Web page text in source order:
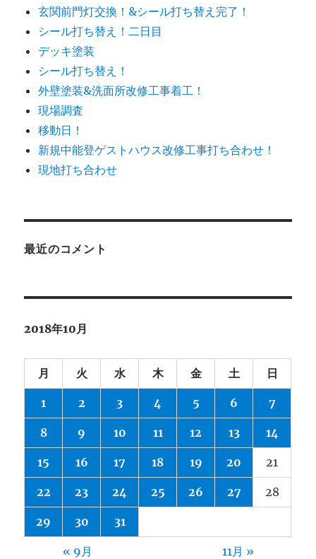
玄関前門灯交換！&シール打ち替え完了！
シール打ち替え！二日目
デッキ塗装
シール打ち替え！
外壁塗装&洗面所改修工事着工！
現場調査
移動日！
新規中能登ゲストハウス改修工事打ち合わせ！
現地打ち合わせ
最近のコメント
2018年10月
月 火 水 木 金 土 日
1 2 3 4 5 6 7
8 9 10 11 12 13 14
15 16 17 18 19 20 21
22 23 24 25 26 27 28
29 30 31
« 9月 11月 »